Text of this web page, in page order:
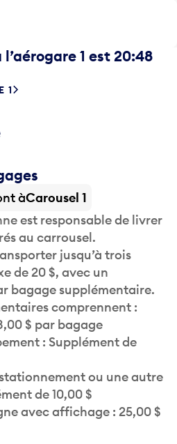
1 est 20:48
1
àCarousel 1
est responsable de livrer
au carrousel.
jusqu’à trois
de 20 $, avec un
bagage supplémentaire.
comprennent :
$ par bagage
: Supplément de
ou une autre
de 10,00 $
avec affichage : 25,00 $